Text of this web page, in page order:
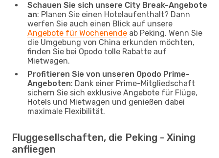
Schauen Sie sich unsere City Break-Angebote
an: Planen Sie einen Hotelaufenthalt? Dann
werfen Sie auch einen Blick auf unsere
Angebote für Wochenende ab Peking. Wenn Sie
die Umgebung von China erkunden möchten,
finden Sie bei Opodo tolle Rabatte auf
Mietwagen.
Profitieren Sie von unseren Opodo Prime-
Angeboten: Dank einer Prime-Mitgliedschaft
sichern Sie sich exklusive Angebote für Flüge,
Hotels und Mietwagen und genießen dabei
maximale Flexibilität.
Fluggesellschaften, die Peking - Xining
anfliegen